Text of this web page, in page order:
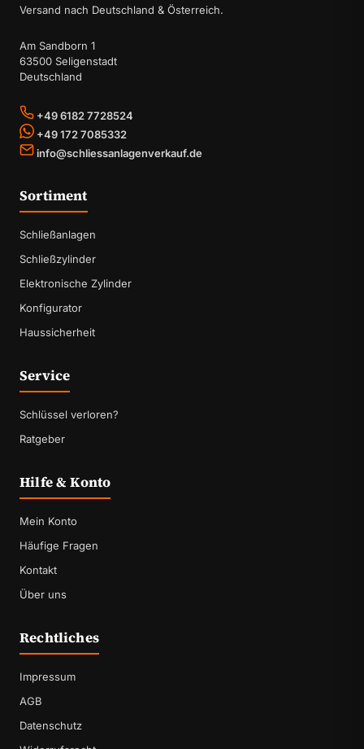
Versand nach Deutschland & Österreich.
Am Sandborn 1
63500 Seligenstadt
Deutschland
+49 6182 7728524
+49 172 7085332
info@schliessanlagenverkauf.de
Sortiment
Schließanlagen
Schließzylinder
Elektronische Zylinder
Konfigurator
Haussicherheit
Service
Schlüssel verloren?
Ratgeber
Hilfe & Konto
Mein Konto
Häufige Fragen
Kontakt
Über uns
Rechtliches
Impressum
AGB
Datenschutz